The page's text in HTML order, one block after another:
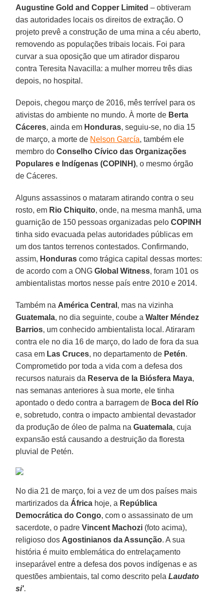
Augustine Gold and Copper Limited – obtiveram
das autoridades locais os direitos de extração. O
projeto prevê a construção de uma mina a céu aberto,
removendo as populações tribais locais. Foi para
curvar a sua oposição que um atirador disparou
contra Teresita Navacilla: a mulher morreu três dias
depois, no hospital.
Depois, chegou março de 2016, mês terrível para os
ativistas do ambiente no mundo. À morte de Berta
Cáceres, ainda em Honduras, seguiu-se, no dia 15
de março, a morte de Nelson García, também ele
membro doConselho Cívico das Organizações
Populares e Indígenas (COPINH), o mesmo órgão
de Cáceres.
Alguns assassinos o mataram atirando contra o seu
rosto, em Rio Chiquito, onde, na mesma manhã, uma
guarnição de 150 pessoas organizadas peloCOPINH
tinha sido evacuada pelas autoridades públicas em
um dos tantos terrenos contestados. Confirmando,
assim, Honduras como trágica capital dessas mortes:
de acordo com a ONGGlobal Witness, foram 101 os
ambientalistas mortos nesse país entre 2010 e 2014.
Também na América Central , mas na vizinha
Guatemala, no dia seguinte, coube aWalter Méndez
Barrios, um conhecido ambientalista local. Atiraram
contra ele no dia 16 de março, do lado de fora da sua
casa em Las Cruces, no departamento de Petén.
Comprometido por toda a vida com a defesa dos
recursos naturais da Reserva de la Biósfera Maya,
nas semanas anteriores à sua morte, ele tinha
apontado o dedo contra a barragem de Boca del Río
e, sobretudo, contra o impacto ambiental devastador
da produção de óleo de palma naGuatemala, cuja
expansão está causando a destruição da floresta
pluvial de Petén.
No dia 21 de março, foi a vez de um dos países mais
martirizados da África hoje, a República
Democrática do Congo, com o assassinato de um
sacerdote, o padreVincent Machozi (foto acima),
religioso dos Agostinianos da Assunção. A sua
história é muito emblemática do entrelaçamento
inseparável entre a defesa dos povos indígenas e as
questões ambientais, tal como descrito pelaLaudato
si'.